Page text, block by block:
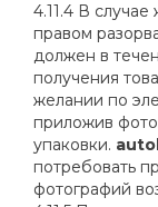
4.11.4 В случае
правом
должен в
получения
желании по
приложив
упаковки.
потребовать
фотографий